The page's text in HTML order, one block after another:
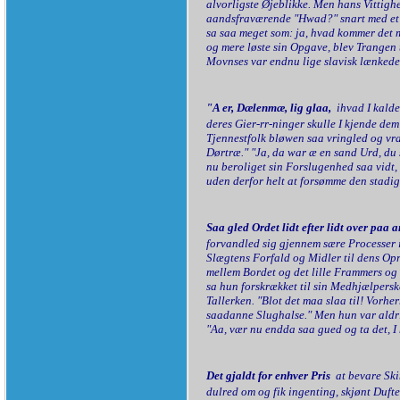
alvorligste Øjeblikke. Men hans
aandsfraværende "Hwad?" snart med
sa saa meget som: ja, hvad kommer
og mere løste sin Opgave, blev
Movnses var endnu lige slavisk
"A er, Dælenmæ, lig glaa, ihvad I
deres Gier-rr-ninger skulle I kjende
Tjennestfolk bløwen saa vringled og
Dørtræ." "Ja, da war æ en sand Urd, du
nu beroliget sin Forslugenhed saa
uden derfor helt at forsømme den
Saa gled Ordet lidt efter lidt over paa
forvandled sig gjennem sære
Slægtens Forfald og Midler til dens
mellem Bordet og det lille Frammers
sa hun forskrækket til sin
Tallerken. "Blot det maa slaa til!
saadanne Slughalse." Men hun var
"Aa, vær nu endda saa gued og ta det,
Det gjaldt for enhver Pris at bevare
dulred om og fik ingenting, skjønt